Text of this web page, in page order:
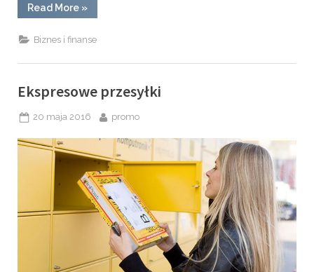
Read More“Profesjonalna
sesja
czemu
nie?”
»
Biznes i finanse
Ekspresowe przesyłki
Posted
20 maja 2016 By
promo